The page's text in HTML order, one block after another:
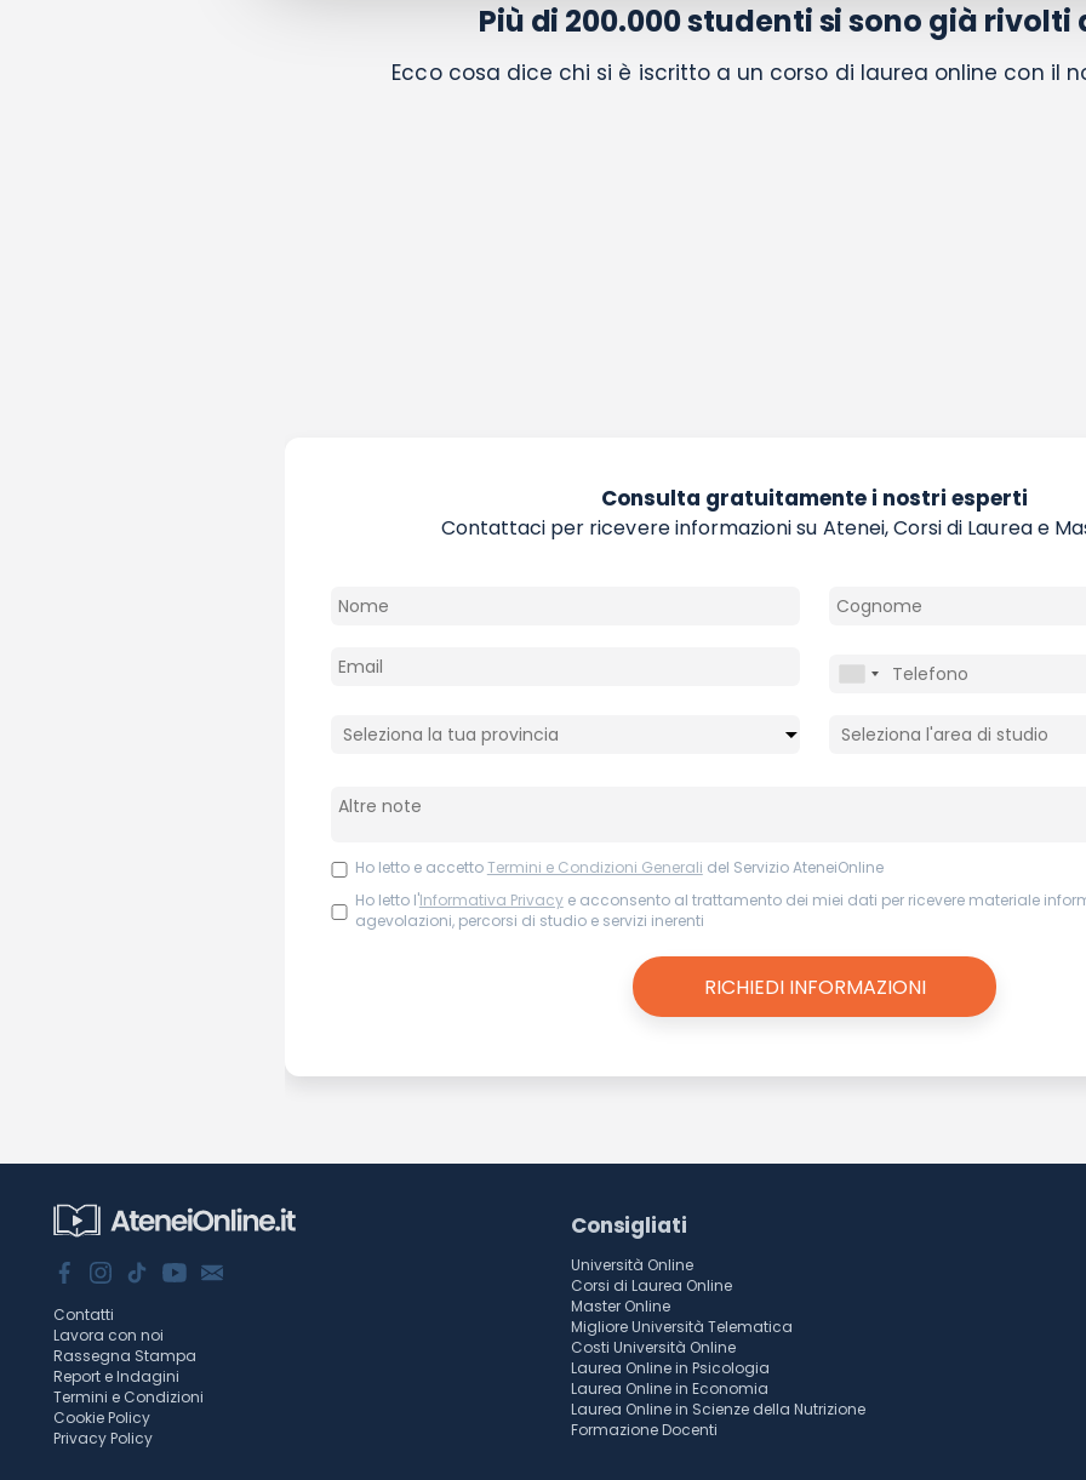
Più di 200.000 studenti si sono già rivolti
Ecco cosa dice chi si è iscritto a un corso di laurea online con il
Consulta gratuitamente i nostri esperti
Contattaci per ricevere informazioni su Atenei, Corsi di Laurea e
Ho letto e accettoTermini e Condizioni Generali del Servizio AteneiOnline
Ho letto l'Informativa Privacye acconsento al trattamento dei miei dati per ricevere materiale
agevolazioni, percorsi di studio e servizi inerenti
Contatti
Lavora con noi
Rassegna Stampa
Report e Indagini
Termini e Condizioni
Cookie Policy
Privacy Policy
Consigliati
Università Online
Corsi di Laurea Online
Master Online
Migliore Università Telematica
Costi Università Online
Laurea Online in Psicologia
Laurea Online in Economia
Laurea Online in Scienze della Nutrizione
Formazione Docenti